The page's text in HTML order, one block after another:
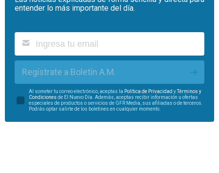
entender lo más importante del día.
Regístrate a Boletín A.M.
Al someter tu correo electrónico, aceptas la Política de Privacidad y
Términos y
Condiciones de El Nuevo Día. Además, aceptas recibir información u ofertas
especiales de productos o servicios de GFR Media, sus afiliadas o de terceros.
Podrás optar salirte de los boletines en cualquier momento.